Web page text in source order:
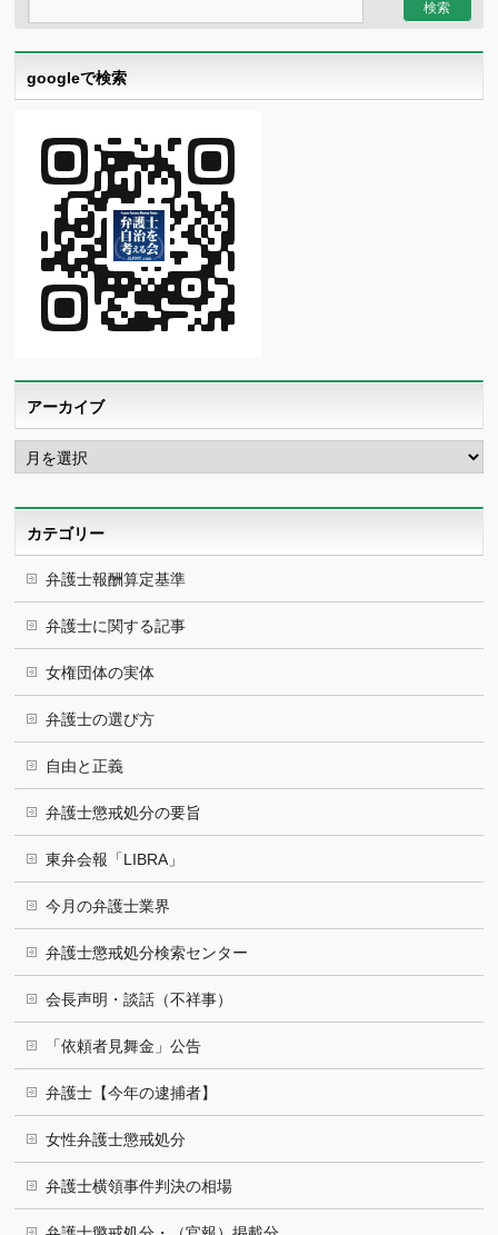
googleで検索
アーカイブ
ア
ー
カ
カテゴリー
弁護士報酬算定基準
弁護士に関する記事
女権団体の実体
弁護士の選び方
自由と正義
弁護士懲戒処分の要旨
東弁会報「LIBRA」
今月の弁護士業界
弁護士懲戒処分検索センター
会長声明・談話（不祥事）
「依頼者見舞金」公告
弁護士【今年の逮捕者】
女性弁護士懲戒処分
弁護士横領事件判決の相場